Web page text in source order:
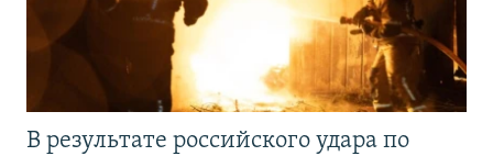
В результате российского удара по